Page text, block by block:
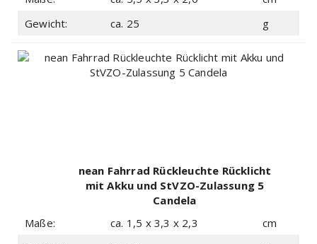
Gewicht:
ca. 25 g
nean Fahrrad Rückleuchte Rücklicht
mit Akku und StVZO-Zulassung 5
Candela
Maße:
ca. 1,5 x 3,3 x 2,3
cm